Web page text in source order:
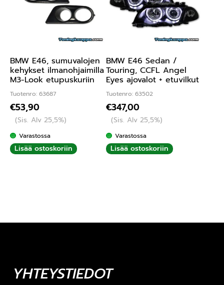
BMW E46, sumuvalojen
kehykset ilmanohjaimilla
M3-Look etupuskuriin
Tuotenro: 63687
€53,90
(Sis. Alv 25,5%)
Varastossa
Lisää ostoskoriin
BMW E46 Sedan /
Touring, CCFL Angel
Eyes ajovalot + etuvilkut
Tuotenro: 63502
€347,00
(Sis. Alv 25,5%)
Varastossa
Lisää ostoskoriin
YHTEYSTIEDOT